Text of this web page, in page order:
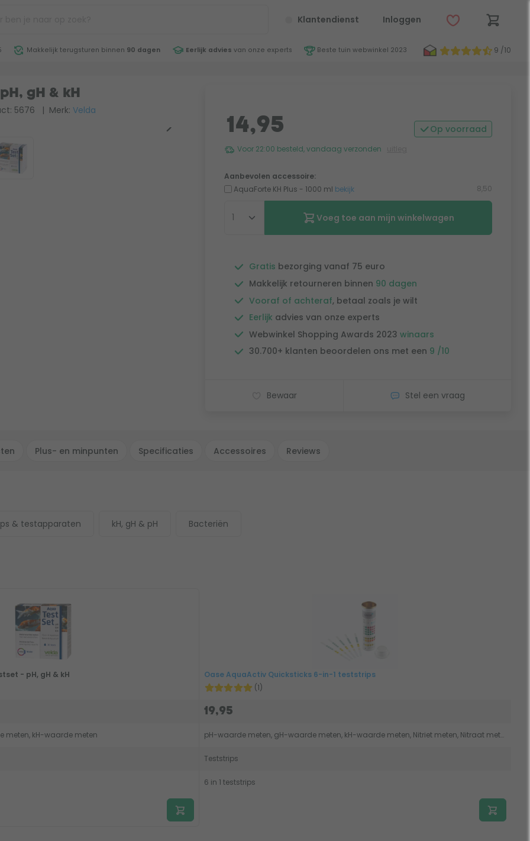
Klantendienst Inloggen
Makkelijk terugsturen binnen 90 dagen Eerlijk advies van onze experts Beste tuin webwinkel 2023
9 /10
gH & kH
5676 | Merk:Velda
14,95 Op voorraad
Voor 22:00 besteld, vandaag verzonden
Aanbevolen accessoire:
AquaForte KH Plus - 1000 ml bekijk 8,50
Voeg toe aan mijn winkelwagen
Gratis bezorging vanaf 75 euro
Makkelijk retourneren binnen 90 dagen
Vooraf of achteraf, betaal zoals je wilt
Eerlijk advies van onze experts
Webwinkel Shopping Awards 2023 winaars
30.700+ klanten beoordelen ons met een 9 /10
Bewaar Stel een vraag
Plus- en minpunten Specificaties Accessoires Reviews
& testapparaten kH, gH & pH Bacteriën
- pH, gH & kH
meten, kH-waarde meten
Oase AquaActiv Quicksticks 6-in-1 teststrips
(1)
19,95
pH-waarde meten, gH-waarde meten, kH-waarde meten, Nitriet meten, Nitraat meten, Chloorwaarde meten
Teststrips
6 in 1 teststrips